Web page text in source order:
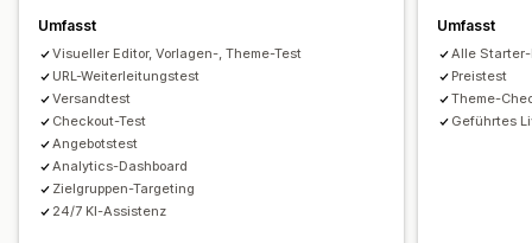
Umfasst
Visueller Editor, Vorlagen-, Theme-Test
URL-Weiterleitungstest
Versandtest
Checkout-Test
Angebotstest
Analytics-Dashboard
Zielgruppen-Targeting
24/7 KI-Assistenz
Umfasst
Alle
Preistest
Theme-
Geführtes